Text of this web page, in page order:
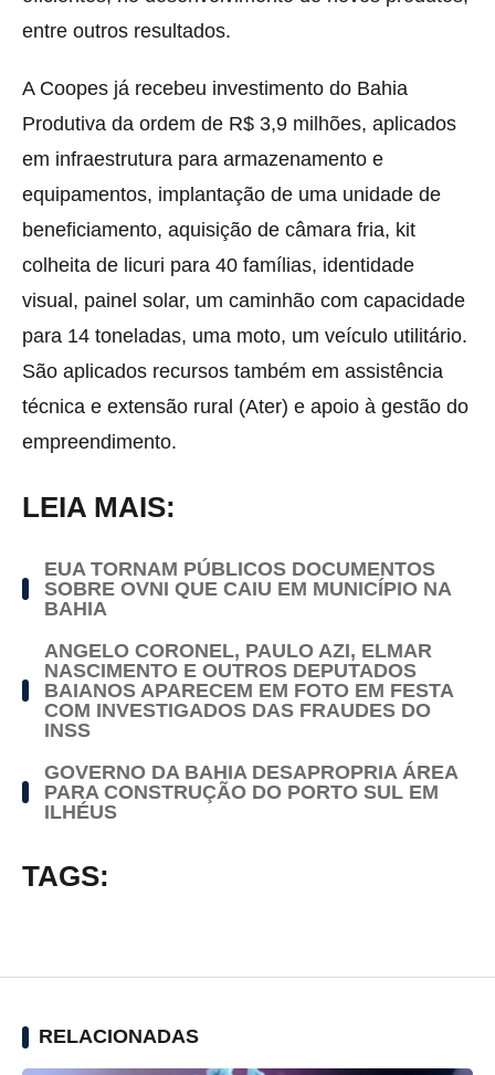
entre outros resultados.
A Coopes já recebeu investimento do Bahia
Produtiva da ordem de R$ 3,9 milhões, aplicados
em infraestrutura para armazenamento e
equipamentos, implantação de uma unidade de
beneficiamento, aquisição de câmara fria, kit
colheita de licuri para 40 famílias, identidade
visual, painel solar, um caminhão com capacidade
para 14 toneladas, uma moto, um veículo utilitário.
São aplicados recursos também em assistência
técnica e extensão rural (Ater) e apoio à gestão do
empreendimento.
LEIA MAIS:
EUA TORNAM PÚBLICOS DOCUMENTOS
SOBRE OVNI QUE CAIU EM MUNICÍPIO NA
BAHIA
ANGELO CORONEL, PAULO AZI, ELMAR
NASCIMENTO E OUTROS DEPUTADOS
BAIANOS APARECEM EM FOTO EM FESTA
COM INVESTIGADOS DAS FRAUDES DO
INSS
GOVERNO DA BAHIA DESAPROPRIA ÁREA
PARA CONSTRUÇÃO DO PORTO SUL EM
ILHÉUS
TAGS:
RELACIONADAS